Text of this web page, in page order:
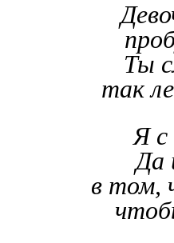
Ты
так
Я с
Да
в том,